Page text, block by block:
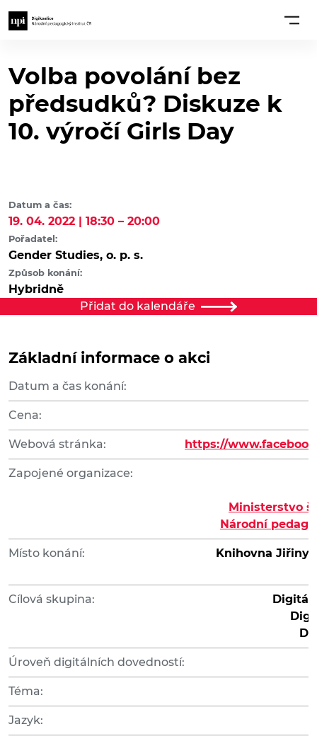
Volba povolání bez
předsudků? Diskuze k
10. výročí Girls Day
Datum a čas:
19. 04. 2022 | 18:30 – 20:00
Pořadatel:
Gender Studies, o. p. s.
Způsob konání:
Hybridně
Přidat do kalendáře
Základní informace o akci
Datum a čas konání:
Cena:
Webová stránka: https://
Zapojené organizace:
Ministerstvo
Národní
Místo konání: Knihovna Jiřiny
Cílová skupina:
Úroveň digitálních dovedností:
Téma:
Jazyk: